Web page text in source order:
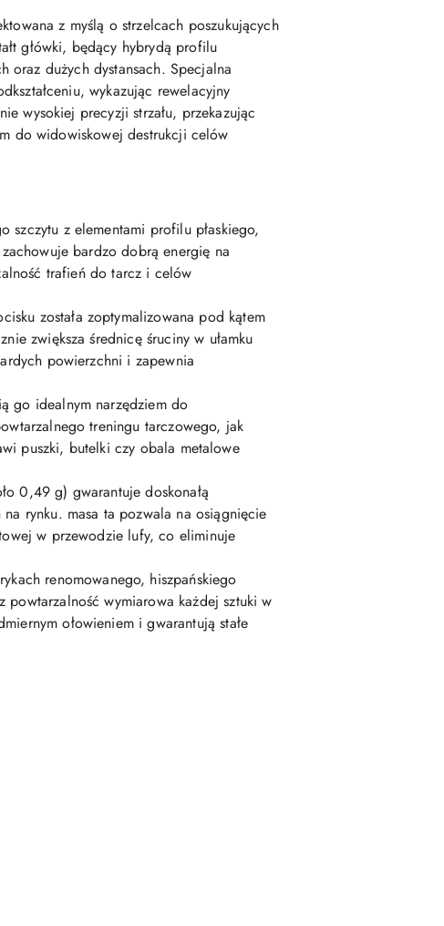
z myślą o strzelcach poszukujących
główki, będący hybrydą profilu
oraz dużych dystansach. Specjalna
wykazując rewelacyjny
wysokiej precyzji strzału, przekazując
do widowiskowej destrukcji celów
szczytu z elementami profilu płaskiego,
bardzo dobrą energię na
trafień do tarcz i celów
została zoptymalizowana pod kątem
zwiększa średnicę śruciny w ułamku
powierzchni i zapewnia
go idealnym narzędziem do
treningu tarczowego, jak
puszki, butelki czy obala metalowe
0,49 g) gwarantuje doskonałą
rynku. masa ta pozwala na osiągnięcie
w przewodzie lufy, co eliminuje
renomowanego, hiszpańskiego
powtarzalność wymiarowa każdej sztuki w
ołowieniem i gwarantują stałe